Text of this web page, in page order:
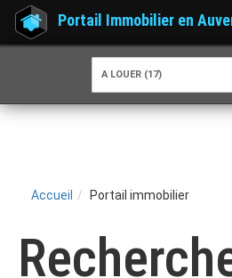
Portail Immobilier en
A LOUER (17)
Accueil Portail immobilier